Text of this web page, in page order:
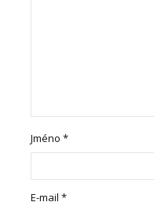
Jméno*
E-mail*